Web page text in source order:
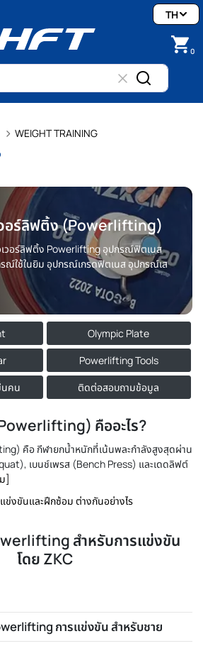
0
TH
WEIGHT TRAINING
อร์ลิฟติ้ง (Powerlifting)
วอร์ลิฟติ้ง Powerlifting อุปกรณ์ฟิตเนส
ณ์ใช้ในยิม อุปกรณ์เกรดฟิตเนส อุปกรณ์เส
Olympic Plate
Powerlifting Tools
นคน
ติดต่อสอบถามข้อมูล
คืออะไร?
คือ กีฬายกน้ำหนักที่เน้นพละกำลังสูงสุดผ่าน
เบนช์เพรส (Bench Press) และเดดลิฟต์
]
งขันและฝึกซ้อม ต่างกันอย่างไร
สำหรับการแข่งขัน
โดย ZKC
การแข่งขัน สำหรับชาย